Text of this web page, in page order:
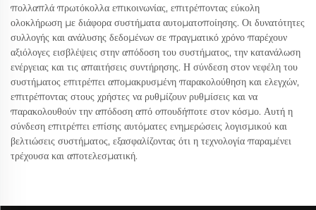
πολλαπλά πρωτόκολλα επικοινωνίας, επιτρέποντας εύκολη
ολοκλήρωση με διάφορα συστήματα αυτοματοποίησης. Οι δυνατότητες
συλλογής και ανάλυσης δεδομένων σε πραγματικό χρόνο παρέχουν
αξιόλογες εισβλέψεις στην απόδοση του συστήματος, την κατανάλωση
ενέργειας και τις απαιτήσεις συντήρησης. Η σύνδεση στον νεφέλη του
συστήματος επιτρέπει απομακρυσμένη παρακολούθηση και ελεγχών,
επιτρέποντας στους χρήστες να ρυθμίζουν ρυθμίσεις και να
παρακολουθούν την απόδοση από οπουδήποτε στον κόσμο. Αυτή η
σύνδεση επιτρέπει επίσης αυτόματες ενημερώσεις λογισμικού και
βελτιώσεις συστήματος, εξασφαλίζοντας ότι η τεχνολογία παραμένει
τρέχουσα και αποτελεσματική.